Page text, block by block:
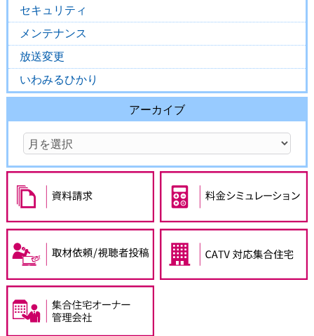
セキュリティ
メンテナンス
放送変更
いわみるひかり
アーカイブ